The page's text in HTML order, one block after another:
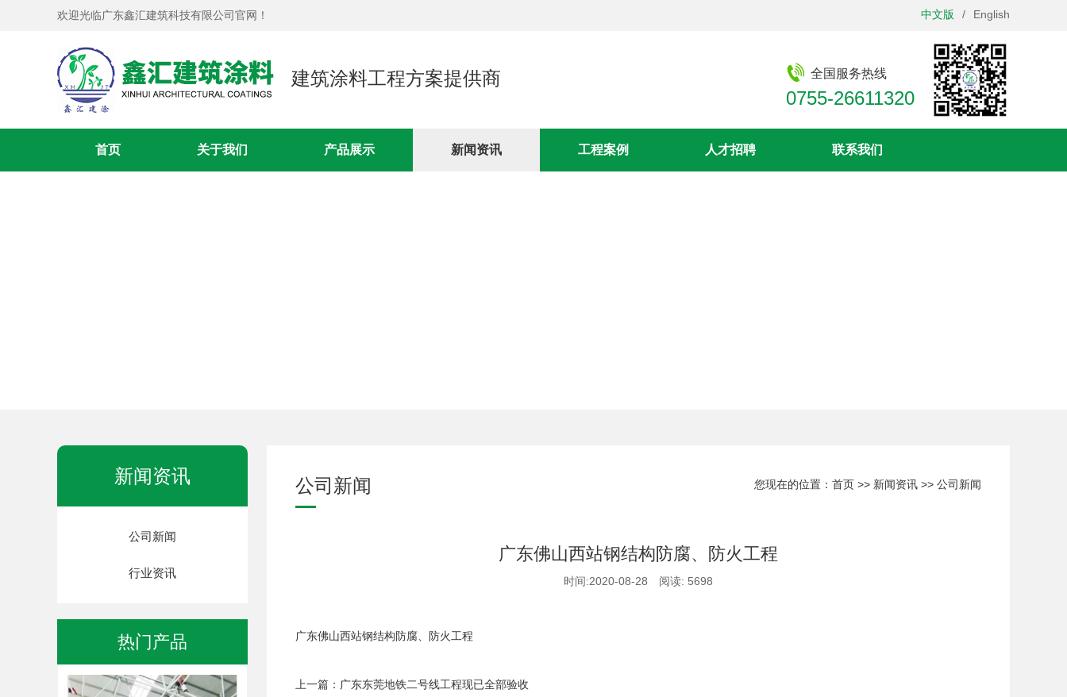
欢迎光临广东鑫汇建筑科技有限公司官网！ 中文版 / English
建筑涂料工程方案提供商 全国服务热线
0755-26611320
首页 关于我们 产品展示 新闻资讯 工程案例 人才招聘 联系我们
新闻资讯
公司新闻
行业资讯
热门产品
公司新闻 您现在的位置： 首页 >> 新闻资讯 >> 公司新闻
广东佛山西站钢结构防腐、防火工程
时间:2020-08-28 阅读: 5698
广东佛山西站钢结构防腐、防火工程
上一篇： 广东东莞地铁二号线工程现已全部验收